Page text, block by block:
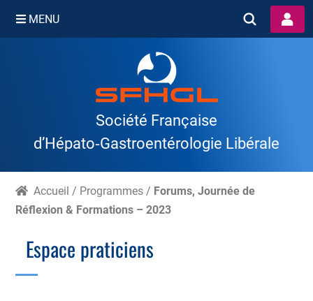
Skip
MENU
Société Française
d’Hépato‑Gastroentérologie Libérale
Accueil / Programmes / Forums, Journée de
Réflexion & Formations – 2023
Espace praticiens